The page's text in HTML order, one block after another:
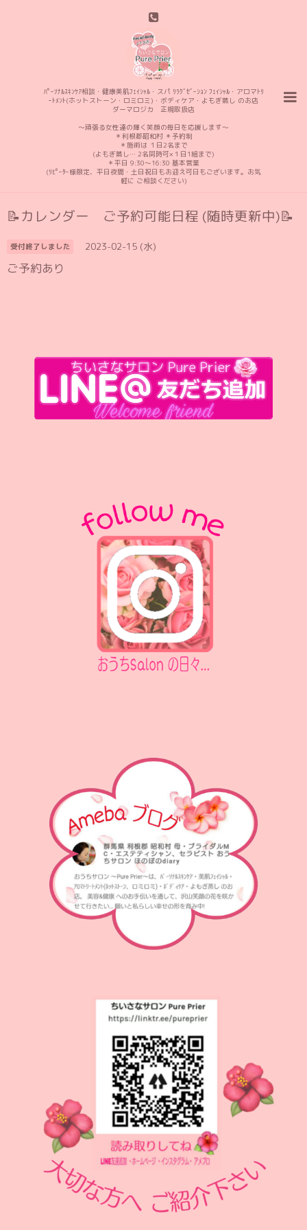
ﾊﾟｰｿﾅﾙｽｷﾝｹｱ相談・健康美肌ﾌｪｲｼｬﾙ・スパ ﾘﾗｸﾞｾﾞｰｼｮﾝ ﾌｪｲｼｬﾙ・アロマﾄﾘ
ｰﾄﾒﾝﾄ(ホットストーン・ロミロミ)・ボディケア・よもぎ蒸し のお店
ダーマロジカ 正規取扱店
〜頑張る女性達の輝く笑顔の毎日を応援します〜
＊利根郡昭和村 ＊予約制
＊施術は １日2名まで
(よもぎ蒸し… 2名同時可×１日1組まで)
＊平日 9:30〜16:30 基本営業
(ﾘﾋﾟｰﾀｰ様限定、平日夜間・土日祝日もお迎え可日もございます。お気
軽に ご相談ください)
📝カレンダー ご予約可能日程 (随時更新中)📝
受付終了しました 2023-02-15 (水)
ご予約あり